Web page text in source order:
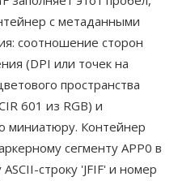
с метаданными
соотношение сторон
(DPI или точек на
пространства
601 из RGB) и
миниатюру. Контейнер
сегменту APP0 в
строку 'JFIF' и номер